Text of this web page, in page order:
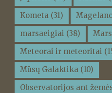
Kometa (31)
marsaeigiai (38)
Meteorai ir meteoritai
Mūsų Galaktika (10)
Observatorijos ant